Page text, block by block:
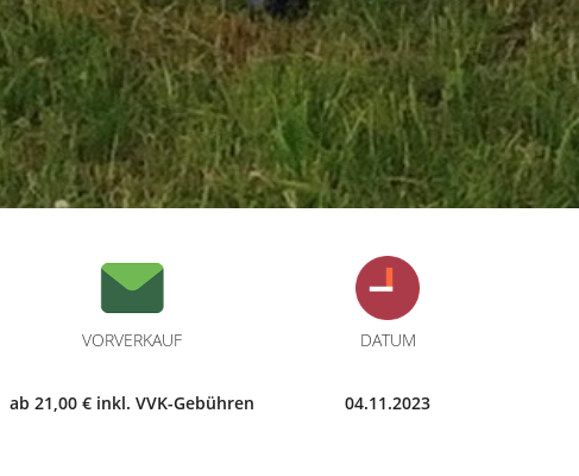
VORVERKAUF
ab 21,00 € inkl. VVK-Gebühren
DATUM
04.11.2023